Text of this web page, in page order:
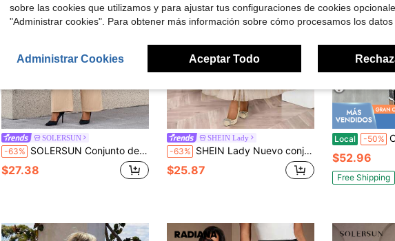
SOLERSUN
-63% SOLERSUN Conjunto de 3 piezas de chaleco a rayas con contraste, pantalones y chaqueta, estilo de dinero antiguo, para uso diario y casual, para mujeres en otoño e invierno
$27.38
SHEIN Lady
-63% SHEIN Lady Nuevo conjunto elegante de mujer con chaqueta negra de manga larga y falda de tul color albaricoque, estilo elegante de oficina para otoño e invierno, vestido elegante para damas, conjunto elegante de mujer para Año Nuevo, ropa de mujer para Año Nuevo, conjunto de dos piezas para Acción de Gracias para mujer, atuendo de trabajo para mujer
$25.87
Local -50%
$52.96
Free Shipping
sobre las cookies que utilizamos y para ajustar tus configuraciones de cookies
"Administrar cookies". Para obtener más información sobre cómo procesamos los datos
Administrar Cookies Aceptar Todo